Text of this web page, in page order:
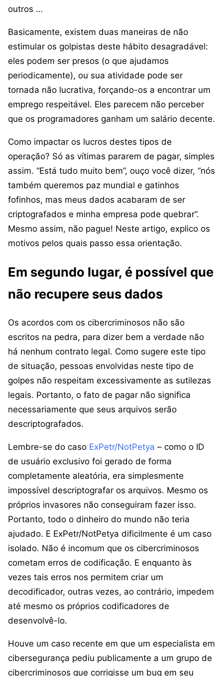
outros …
Basicamente, existem duas maneiras de não
estimular os golpistas deste hábito desagradável:
eles podem ser presos (o que ajudamos
periodicamente), ou sua atividade pode ser
tornada não lucrativa, forçando-os a encontrar um
emprego respeitável. Eles parecem não perceber
que os programadores ganham um salário decente.
Como impactar os lucros destes tipos de
operação? Só as vítimas pararem de pagar, simples
assim. “Está tudo muito bem”, ouço você dizer, “nós
também queremos paz mundial e gatinhos
fofinhos, mas meus dados acabaram de ser
criptografados e minha empresa pode quebrar”.
Mesmo assim, não pague! Neste artigo, explico os
motivos pelos quais passo essa orientação.
Em segundo lugar, é possível que
não recupere seus dados
Os acordos com os cibercriminosos não são
escritos na pedra, para dizer bem a verdade não
há nenhum contrato legal. Como sugere este tipo
de situação, pessoas envolvidas neste tipo de
golpes não respeitam excessivamente as sutilezas
legais. Portanto, o fato de pagar não significa
necessariamente que seus arquivos serão
descriptografados.
Lembre-se do caso ExPetr/NotPetya – como o ID
de usuário exclusivo foi gerado de forma
completamente aleatória, era simplesmente
impossível descriptografar os arquivos. Mesmo os
próprios invasores não conseguiram fazer isso.
Portanto, todo o dinheiro do mundo não teria
ajudado. E ExPetr/NotPetya dificilmente é um caso
isolado. Não é incomum que os cibercriminosos
cometam erros de codificação. E enquanto às
vezes tais erros nos permitem criar um
decodificador, outras vezes, ao contrário, impedem
até mesmo os próprios codificadores de
desenvolvê-lo.
Houve um caso recente em que um especialista em
cibersegurança pediu publicamente a um grupo de
cibercriminosos que corrigisse um bug em seu